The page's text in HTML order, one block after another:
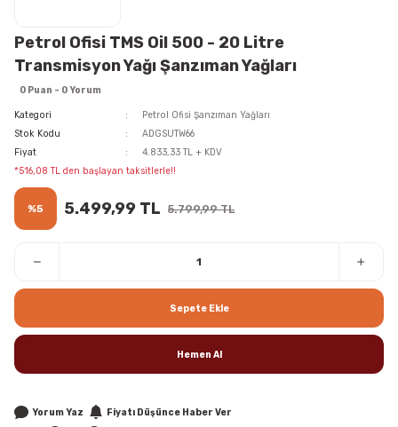
Petrol Ofisi TMS Oil 500 - 20 Litre
Transmisyon Yağı Şanzıman Yağları
0 Puan - 0 Yorum
Kategori
Petrol Ofisi Şanzıman Yağları
Stok Kodu
ADGSUTW66
Fiyat
4.833,33 TL + KDV
*516,08 TL den başlayan taksitlerle!!
%5 5.499,99 TL 5.799,99 TL
Sepete Ekle
Hemen Al
Yorum Yaz
Fiyatı Düşünce Haber Ver